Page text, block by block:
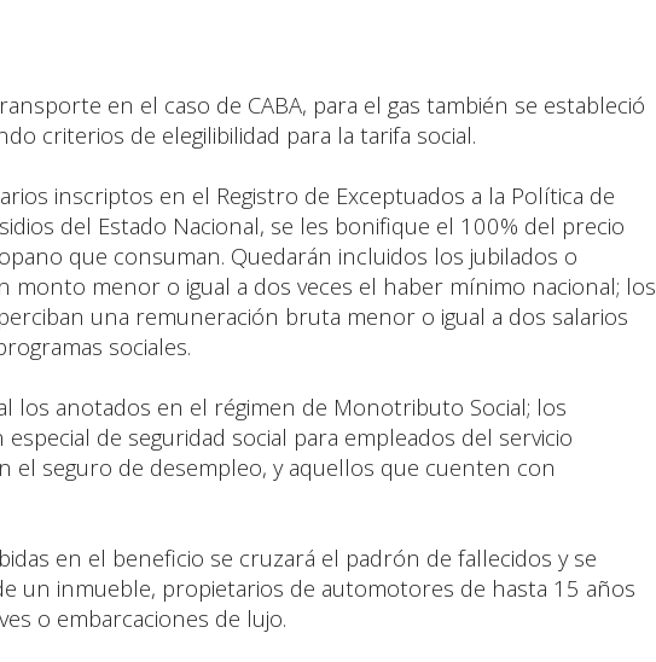
en el caso de CABA, para el gas también se estableció
criterios de elegilibilidad para la tarifa social.
inscriptos en el Registro de Exceptuados a la Política de
del Estado Nacional, se les bonifique el 100% del precio
que consuman. Quedarán incluidos los jubilados o
monto menor o igual a dos veces el haber mínimo nacional; los
una remuneración bruta menor o igual a dos salarios
sociales.
los anotados en el régimen de Monotributo Social; los
de seguridad social para empleados del servicio
el seguro de desempleo, y aquellos que cuenten con
en el beneficio se cruzará el padrón de fallecidos y se
un inmueble, propietarios de automotores de hasta 15 años
o embarcaciones de lujo.